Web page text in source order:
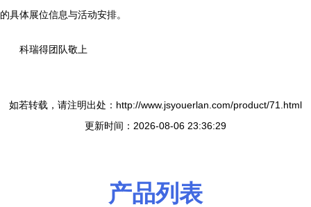
的具体展位信息与活动安排。
科瑞得团队敬上
如若转载，请注明出处：http://www.jsyouerlan.com/product/71.html
更新时间：2026-08-06 23:36:29
产品列表